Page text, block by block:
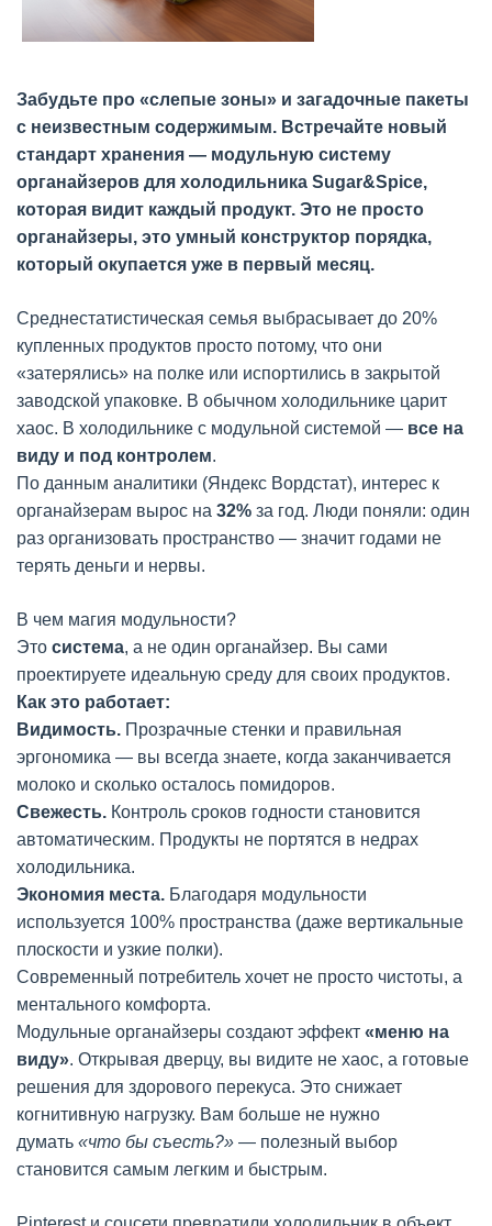
Забудьте про «слепые зоны» и загадочные пакеты
с неизвестным содержимым. Встречайте новый
стандарт хранения — модульную систему
органайзеров для холодильника Sugar&Spice,
которая видит каждый продукт. Это не просто
органайзеры, это умный конструктор порядка,
который окупается уже в первый месяц.
Среднестатистическая семья выбрасывает до 20%
купленных продуктов просто потому, что они
«затерялись» на полке или испортились в закрытой
заводской упаковке. В обычном холодильнике царит
хаос. В холодильнике с модульной системой — все на
виду и под контролем.
По данным аналитики (Яндекс Вордстат), интерес к
органайзерам вырос на 32% за год. Люди поняли: один
раз организовать пространство — значит годами не
терять деньги и нервы.
В чем магия модульности?
Это система, а не один органайзер. Вы сами
проектируете идеальную среду для своих продуктов.
Как это работает:
Видимость. Прозрачные стенки и правильная
эргономика — вы всегда знаете, когда заканчивается
молоко и сколько осталось помидоров.
Свежесть. Контроль сроков годности становится
автоматическим. Продукты не портятся в недрах
холодильника.
Экономия места. Благодаря модульности
используется 100% пространства (даже вертикальные
плоскости и узкие полки).
Современный потребитель хочет не просто чистоты, а
ментального комфорта.
Модульные органайзеры создают эффект «меню на
виду». Открывая дверцу, вы видите не хаос, а готовые
решения для здорового перекуса. Это снижает
когнитивную нагрузку. Вам больше не нужно
думать «что бы съесть?» — полезный выбор
становится самым легким и быстрым.